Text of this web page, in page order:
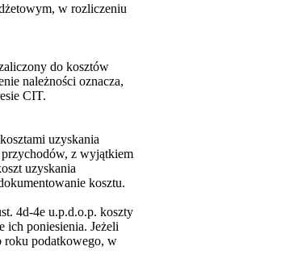
w rozliczeniu
do kosztów
należności oznacza,
CIT.
uzyskania
przychodów, z wyjątkiem
uzyskania
kosztu.
4d-4e u.p.d.o.p. koszty
ich poniesienia. Jeżeli
roku podatkowego, w